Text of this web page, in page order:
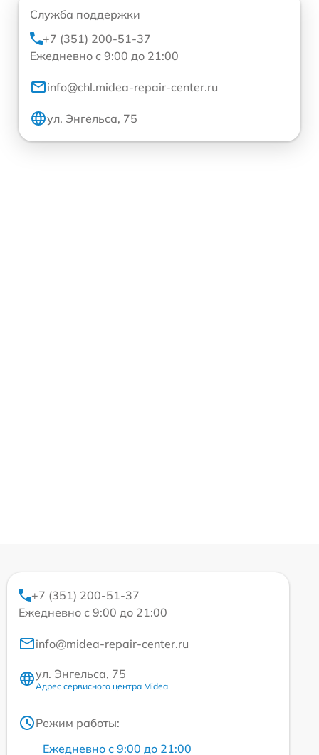
Служба поддержки
+7 (351) 200-51-37
Ежедневно с 9:00 до 21:00
info@chl.midea-repair-center.ru
ул. Энгельса, 75
+7 (351) 200-51-37
Ежедневно с 9:00 до 21:00
info@midea-repair-center.ru
ул. Энгельса, 75
Адрес сервисного центра Midea
Режим работы:
Ежедневно с 9:00 до 21:00